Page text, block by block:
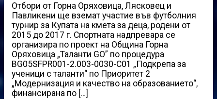
Отбори от Горна Оряховица, Лясковец и
Павликени ще вземат участие във футболния
турнир за Купата на кмета за деца, родени от
2015 до 2017 г. Спортната надпревара се
организира по проект на Община Горна
Оряховица „Таланти GO” пo процедура
BG05SFPR001-2.003-0030-C01 „Подкрепа за
ученици с таланти“ по Приоритет 2
„Модернизация и качество на образованието“,
финансирана по […]